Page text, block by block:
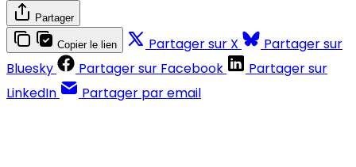
Partager
Copier le lien Partager sur X
Partager sur
Bluesky
Partager sur Facebook
Partager sur
LinkedIn
Partager par email